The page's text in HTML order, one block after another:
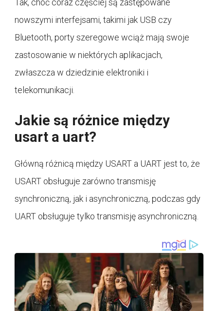
Tak, choć coraz częściej są zastępowane
nowszymi interfejsami, takimi jak USB czy
Bluetooth, porty szeregowe wciąż mają swoje
zastosowanie w niektórych aplikacjach,
zwłaszcza w dziedzinie elektroniki i
telekomunikacji.
Jakie są różnice między
usart a uart?
Główną różnicą między USART a UART jest to, że
USART obsługuje zarówno transmisję
synchroniczną, jak i asynchroniczną, podczas gdy
UART obsługuje tylko transmisję asynchroniczną.